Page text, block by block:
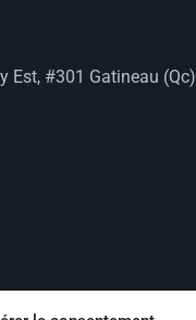
Est, #301 Gatineau (Qc)